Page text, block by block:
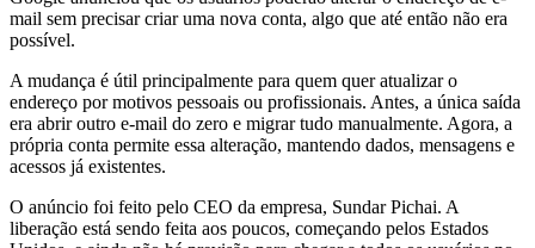
mail sem precisar criar uma nova conta, algo que até então não era
possível.
A mudança é útil principalmente para quem quer atualizar o
endereço por motivos pessoais ou profissionais. Antes, a única saída
era abrir outro e-mail do zero e migrar tudo manualmente. Agora, a
própria conta permite essa alteração, mantendo dados, mensagens e
acessos já existentes.
O anúncio foi feito pelo CEO da empresa, Sundar Pichai. A
liberação está sendo feita aos poucos, começando pelos Estados